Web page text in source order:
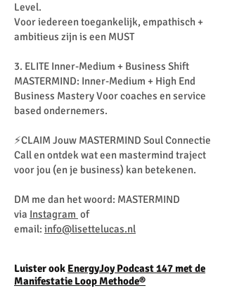
Level.
Voor iedereen toegankelijk, empathisch +
ambitieus zijn is een MUST
3. ELITE Inner-Medium + Business Shift
MASTERMIND: Inner-Medium + High End
Business Mastery Voor coaches en service
based ondernemers. ​
⚡️CLAIM Jouw MASTERMIND Soul Connectie
Call en ontdek wat een mastermind traject
voor jou (en je business) kan betekenen.
DM me dan het woord: MASTERMIND
via Instagram of
email: info@lisettelucas.nl
Luister ook EnergyJoy Podcast 147 met de
Manifestatie LoopMethode®